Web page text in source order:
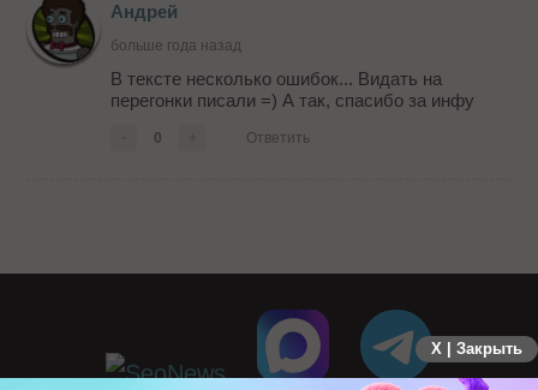
Андрей
больше года назад
В тексте несколько ошибок... Видать на
перегонки писали =) А так, спасибо за инфу
0 Ответить
X | Закрыть